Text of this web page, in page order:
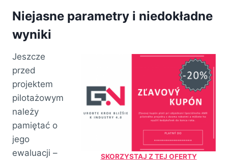
Niejasne parametry i niedokładne
wyniki
SKORZYSTAJ Z TEJ OFERTY
Jeszcze
przed
projektem
pilotażowym
należy
pamiętać o
jego
ewaluacji –